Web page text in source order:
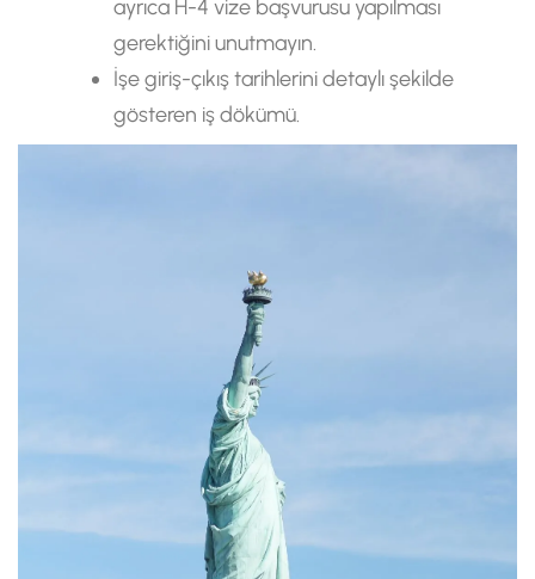
ayrıca H-4 vize başvurusu yapılması
gerektiğini unutmayın.
İşe giriş-çıkış tarihlerini detaylı şekilde
gösteren iş dökümü.